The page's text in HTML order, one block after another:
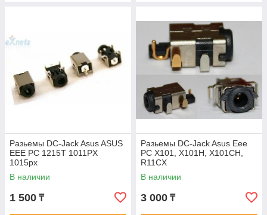
Разьемы DC-Jack Asus ASUS
EEE PC 1215T 1011PX
1015px
В наличии
1 500 ₸
Разьемы DC-Jack Asus Eee
PC X101, X101H, X101CH,
R11CX
В наличии
3 000 ₸